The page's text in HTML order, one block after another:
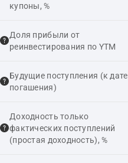
купоны, %
Доля прибыли от
реинвестирования по YTM
Будущие поступления (к дате
погашения)
Доходность только
фактических поступлений
(простая доходность), %